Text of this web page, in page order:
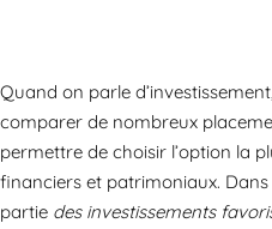
Quand on parle
comparer de nombreux
permettre de choisir l’option la
financiers et patrimoniaux.
partie des investissements